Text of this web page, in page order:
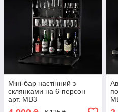
Міні-бар настінний з
склянками на 6 персон
арт. MB3